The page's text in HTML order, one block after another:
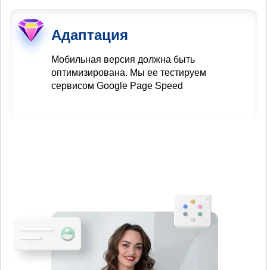
Адаптация
Мобильная версия должна быть
оптимизирована. Мы ее тестируем
сервисом Google Page Speed